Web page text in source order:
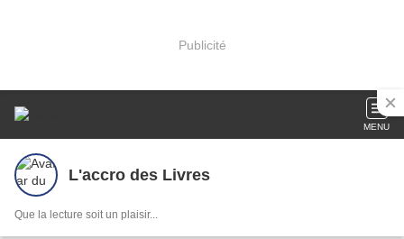
Publicité
MENU
L'accro des Livres
Que la lecture soit un plaisir...